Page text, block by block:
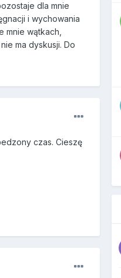
dla mnie
i wychowania
mnie wątkach,
ma dyskusji. Do
czas. Cieszę